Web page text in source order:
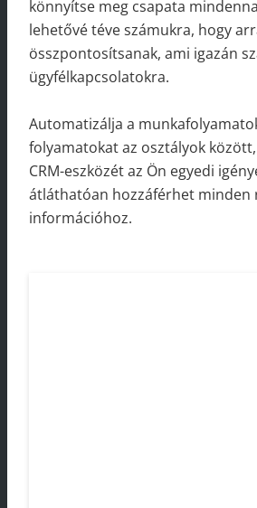
könnyítse meg csapata
lehetővé téve számukra, hogy
összpontosítsanak, ami igazán
ügyfélkapcsolatokra.
Automatizálja a
folyamatokat az osztályok
CRM-eszközét az Ön egyedi
átláthatóan hozzáférhet minden
információhoz.